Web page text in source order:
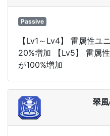
Passive
【Lv1～Lv4】 雷属性ユ
20%増加 【Lv5】 雷属
が100%増加
翠